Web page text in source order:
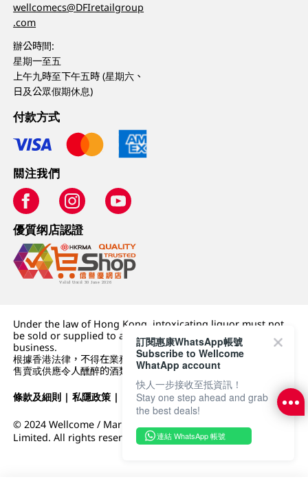
wellcomecs@DFIretailgroup
.com
辦公時間:
星期一至五
上午九時至下午五時 (星期六、
日及公眾假期休息)
付款方式
關注我們
優質纲店認證
Under the law of Hong Kong, intoxicating liquor must not
be sold or supplied to a minor (under 18) in the course of
business.
根據香港法律，不得在業務過程中，向未成年人 (18 歲以下人士)
售賣或供應令人醺醉的酒類。
條款及細則 |私隱政策 | DFI零售集團
© 2024 Wellcome / Market Place. The Dairy Farm Company
Limited. All rights reserved.
訂閱惠康WhatsApp帳號
Subscribe to Wellcome
WhatApp account
快人一步接收至抵資訊！
Stay one step ahead and grab
the best deals!
連結 WhatsApp 帳號